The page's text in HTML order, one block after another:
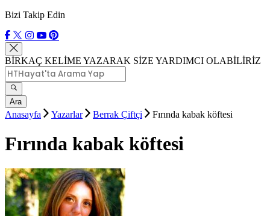
Bizi Takip Edin
BİRKAÇ KELİME YAZARAK SİZE YARDIMCI OLABİLİRİZ
Ara
Anasayfa Yazarlar Berrak Çiftçi Fırında kabak köftesi
Fırında kabak köftesi